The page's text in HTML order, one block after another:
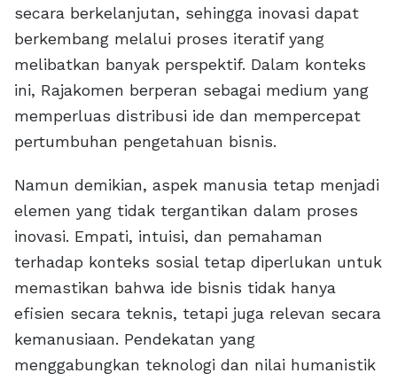
secara berkelanjutan, sehingga inovasi dapat
berkembang melalui proses iteratif yang
melibatkan banyak perspektif. Dalam konteks
ini, Rajakomen berperan sebagai medium yang
memperluas distribusi ide dan mempercepat
pertumbuhan pengetahuan bisnis.
Namun demikian, aspek manusia tetap menjadi
elemen yang tidak tergantikan dalam proses
inovasi. Empati, intuisi, dan pemahaman
terhadap konteks sosial tetap diperlukan untuk
memastikan bahwa ide bisnis tidak hanya
efisien secara teknis, tetapi juga relevan secara
kemanusiaan. Pendekatan yang
menggabungkan teknologi dan nilai humanistik